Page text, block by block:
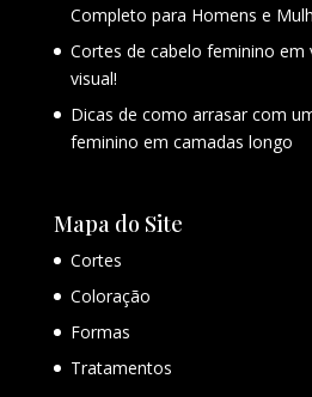
Completo para Homens e
Cortes de cabelo feminino em
visual!
Dicas de como arrasar com
feminino em camadas longo
Mapa do Site
Cortes
Coloração
Formas
Tratamentos